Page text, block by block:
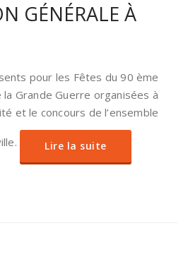
GÉNÉRALE À
pour les Fêtes du 90 ème
Grande Guerre organisées à
et le concours de l’ensemble
Lire la suite